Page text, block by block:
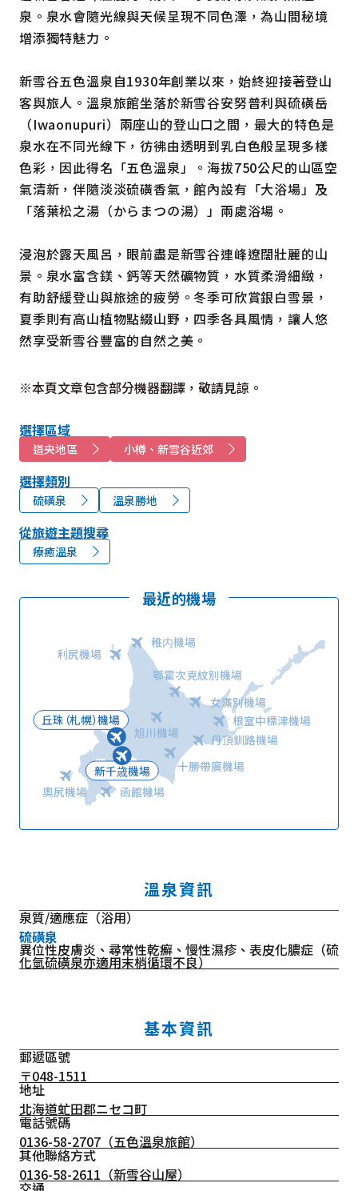
泉。泉水會隨光線與天候呈現不同色澤，為山間秘境
增添獨特魅力。
新雪谷五色溫泉自1930年創業以來，始終迎接著登山
客與旅人。溫泉旅館坐落於新雪谷安努普利與硫磺岳
（Iwaonupuri）兩座山的登山口之間，最大的特色是
泉水在不同光線下，彷彿由透明到乳白色般呈現多樣
色彩，因此得名「五色溫泉」。海拔750公尺的山區空
氣清新，伴隨淡淡硫磺香氣，館內設有「大浴場」及
「落葉松之湯（からまつの湯）」兩處浴場。
浸泡於露天風呂，眼前盡是新雪谷連峰遼闊壯麗的山
景。泉水富含鎂、鈣等天然礦物質，水質柔滑細緻，
有助舒緩登山與旅途的疲勞。冬季可欣賞銀白雪景，
夏季則有高山植物點綴山野，四季各具風情，讓人悠
然享受新雪谷豐富的自然之美。
※本頁文章包含部分機器翻譯，敬請見諒。
選擇區域
道央地區 小樽、新雪谷近郊
選擇類別
硫磺泉 溫泉勝地
從旅遊主題搜尋
療癒溫泉
最近的機場
新千歳機場
丘珠（札幌）機場
函館機場
奧尻機場
旭川機場
稚内機場
利尻機場
鄂霍次克紋別機場
女滿別機場
根室中標津機場
丹頂釧路機場
十勝帶廣機場
溫泉資訊
泉質/適應症（浴用）
硫磺泉
異位性皮膚炎、尋常性乾癬、慢性濕疹、表皮化膿症（硫
化氫硫磺泉亦適用末梢循環不良）
基本資訊
郵遞區號
〒048-1511
地址
北海道虻田郡ニセコ町
電話號碼
0136-58-2707 （五色溫泉旅館）
其他聯絡方式
0136-58-2611（新雪谷山屋）